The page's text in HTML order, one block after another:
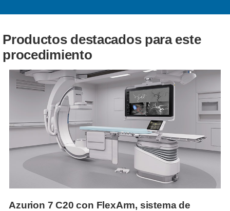
Productos destacados para este
procedimiento
Azurion 7 C20 con FlexArm, sistema de